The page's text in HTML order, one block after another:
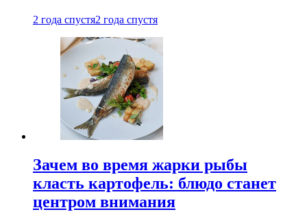
2 года спустя2 года спустя
Зачем во время жарки рыбы
класть картофель: блюдо станет
центром внимания